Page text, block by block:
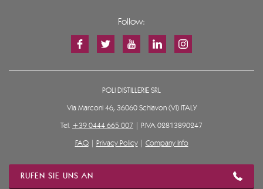
Follow:
POLI DISTILLERIE SRL
Via Marconi 46, 36060 Schiavon (VI) ITALY
Tel. +39 0444 665 007 | P.IVA 02813890247
FAQ| Privacy Policy| Company Info
RUFEN SIE UNS AN